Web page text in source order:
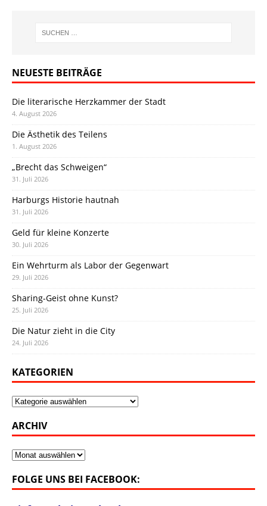
NEUESTE BEITRÄGE
Die literarische Herzkammer der Stadt
4. August 2026
Die Ästhetik des Teilens
1. August 2026
„Brecht das Schweigen“
31. Juli 2026
Harburgs Historie hautnah
31. Juli 2026
Geld für kleine Konzerte
30. Juli 2026
Ein Wehrturm als Labor der Gegenwart
29. Juli 2026
Sharing-Geist ohne Kunst?
25. Juli 2026
Die Natur zieht in die City
24. Juli 2026
KATEGORIEN
Kategorien
ARCHIV
Archiv
FOLGE UNS BEI FACEBOOK: